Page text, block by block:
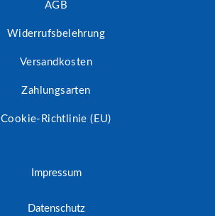
AGB
Widerrufsbelehrung
Versandkosten
Zahlungsarten
Cookie-Richtlinie (EU)
Impressum
Datenschutz